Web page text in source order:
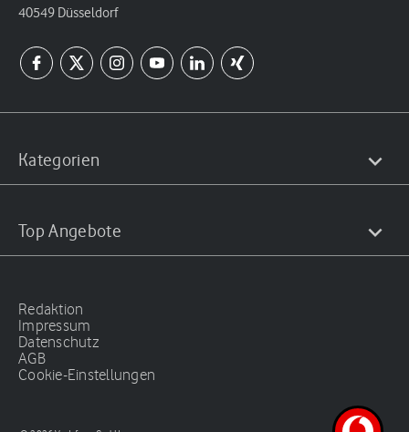
40549 Düsseldorf
Kategorien
Top Angebote
Redaktion
Impressum
Datenschutz
AGB
Cookie-Einstellungen